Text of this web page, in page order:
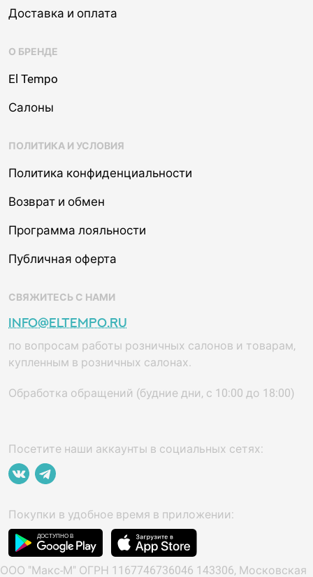
Доставка и оплата
О БРЕНДЕ
El Tempo
Салоны
ПОЛИТИКА И УСЛОВИЯ
Политика конфиденциальности
Возврат и обмен
Программа лояльности
Публичная оферта
СВЯЖИТЕСЬ С НАМИ
info@eltempo.ru
по вопросам работы розничных салонов и товарам,
купленным в розничных салонах.
Обработка обращений (будние дни, с 10:00 до 18:00)
Посетите наши аккаунты в социальных сетях:
Покупки в удобное время в приложении:
ООО "Макс-М" ОГРН 1167746736046 143306, Московская